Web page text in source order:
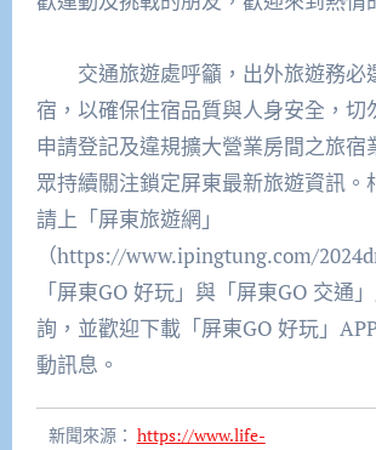
交通旅遊處呼籲，出外旅遊務必
宿，以確保住宿品質與人身安全，切
申請登記及違規擴大營業房間之旅宿
眾持續關注鎖定屏東最新旅遊資訊。
請上「屏東旅遊網」
（https://www.ipingtung.com/
「屏東GO 好玩」與「屏東GO 交通
詢，並歡迎下載「屏東GO 好玩」
動訊息。
新聞來源： https://www.life-